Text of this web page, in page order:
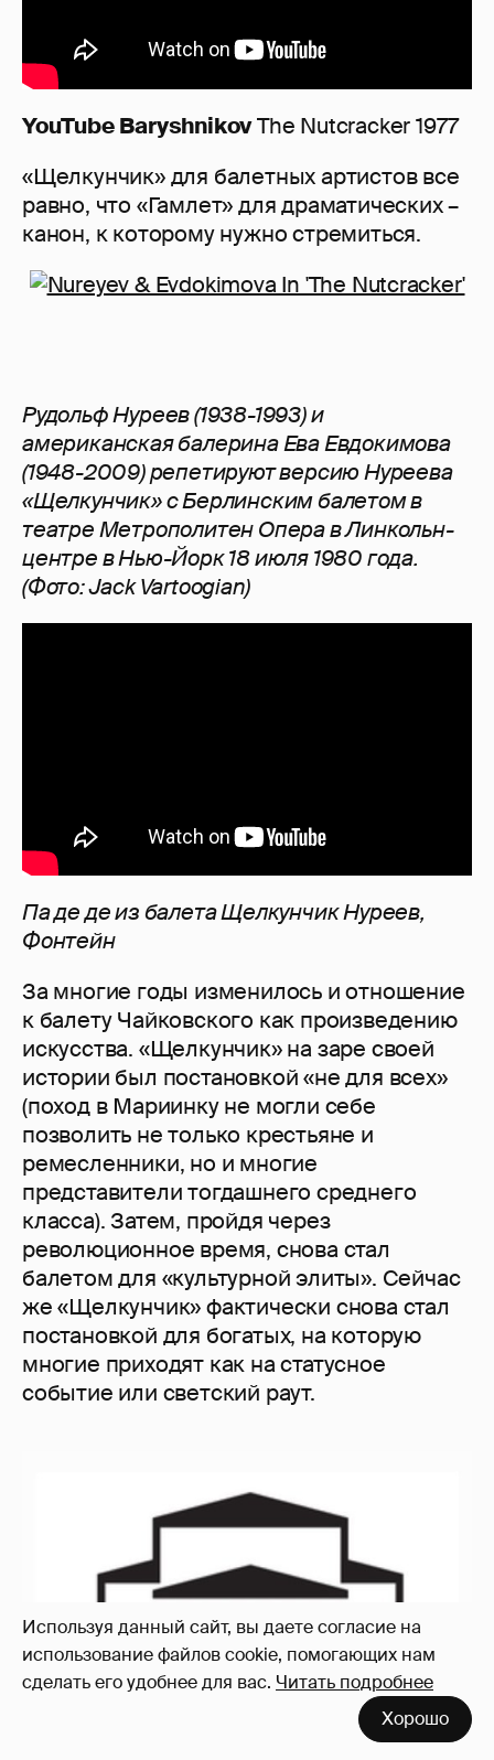
Используя данный сайт, вы даете согласие на
использование файлов cookie, помогающих нам
сделать его удобнее для вас. Читать подробнее
Хорошо
YouTube BaryshnikovThe Nutcracker 1977
«Щелкунчик» для балетных артистов все
равно, что «Гамлет» для драматических –
канон, к которому нужно стремиться.
Рудольф Нуреев (1938-1993) и
американская балерина Ева Евдокимова
(1948-2009) репетируют версию Нуреева
«Щелкунчик» с Берлинским балетом в
театре Метрополитен Опера в Линкольн-
центре в Нью-Йорк 18 июля 1980 года.
(Фото: Jack Vartoogian)
Па де де из балета Щелкунчик Нуреев,
Фонтейн
За многие годы изменилось и отношение
к балету Чайковского как произведению
искусства. «Щелкунчик» на заре своей
истории был постановкой «не для всех»
(поход в Мариинку не могли себе
позволить не только крестьяне и
ремесленники, но и многие
представители тогдашнего среднего
класса). Затем, пройдя через
революционное время, снова стал
балетом для «культурной элиты». Сейчас
же «Щелкунчик» фактически снова стал
постановкой для богатых, на которую
многие приходят как на статусное
событие или светский раут.